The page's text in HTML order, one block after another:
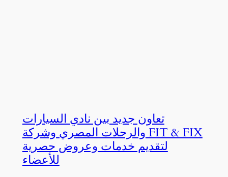
تعاون جديد بين نادي السيارات
والرحلات المصري وشركة FIT & FIX
لتقديم خدمات وعروض حصرية
للأعضاء